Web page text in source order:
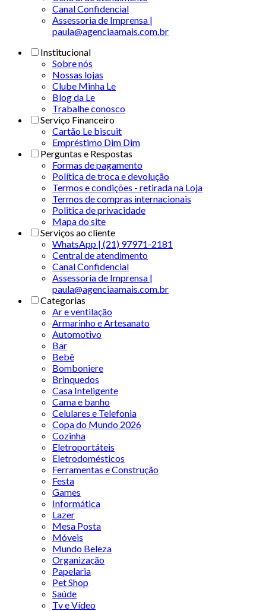
Canal Confidencial
Assessoria de Imprensa |
paula@agenciaamais.com.br
Institucional
Sobre nós
Nossas lojas
Clube Minha Le
Blog da Le
Trabalhe conosco
Serviço Financeiro
Cartão Le biscuit
Empréstimo Dim Dim
Perguntas e Respostas
Formas de pagamento
Política de troca e devolução
Termos e condições - retirada na Loja
Termos de compras internacionais
Politica de privacidade
Mapa do site
Serviços ao cliente
WhatsApp | (21) 97971-2181
Central de atendimento
Canal Confidencial
Assessoria de Imprensa |
paula@agenciaamais.com.br
Categorias
Ar e ventilação
Armarinho e Artesanato
Automotivo
Bar
Bebê
Bomboniere
Brinquedos
Casa Inteligente
Cama e banho
Celulares e Telefonia
Copa do Mundo 2026
Cozinha
Eletroportáteis
Eletrodomésticos
Ferramentas e Construção
Festa
Games
Informática
Lazer
Mesa Posta
Móveis
Mundo Beleza
Organização
Papelaria
Pet Shop
Saúde
Tv e Vídeo